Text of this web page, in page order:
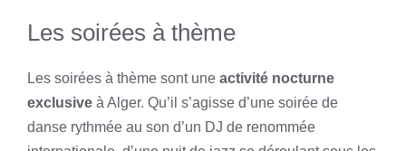
Les soirées à thème
Les soirées à thème sont une activité nocturne
exclusive à Alger. Qu’il s’agisse d’une soirée de
danse rythmée au son d’un DJ de renommée